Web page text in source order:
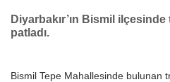
Diyarbakır’ın Bismil
patladı.
Bismil Tepe Mahallesinde bulunan